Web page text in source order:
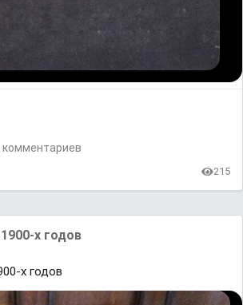
комментариев
215
х годов
х годов